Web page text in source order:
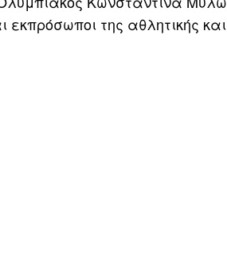
της αθλητικής και